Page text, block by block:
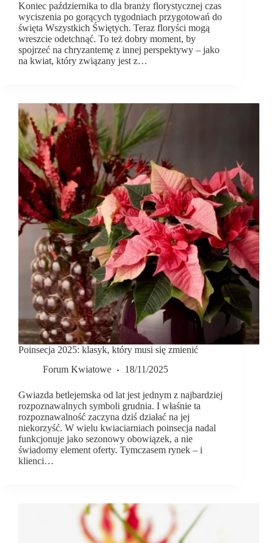
Koniec października to dla branży florystycznej czas
wyciszenia po gorących tygodniach przygotowań do
święta Wszystkich Świętych. Teraz floryści mogą
wreszcie odetchnąć. To też dobry moment, by
spojrzeć na chryzantemę z innej perspektywy – jako
na kwiat, który związany jest z…
Poinsecja 2025: klasyk, który musi się zmienić
Forum Kwiatowe
18/11/2025
Gwiazda betlejemska od lat jest jednym z najbardziej
rozpoznawalnych symboli grudnia. I właśnie ta
rozpoznawalność zaczyna dziś działać na jej
niekorzyść. W wielu kwiaciarniach poinsecja nadal
funkcjonuje jako sezonowy obowiązek, a nie
świadomy element oferty. Tymczasem rynek – i
klienci…